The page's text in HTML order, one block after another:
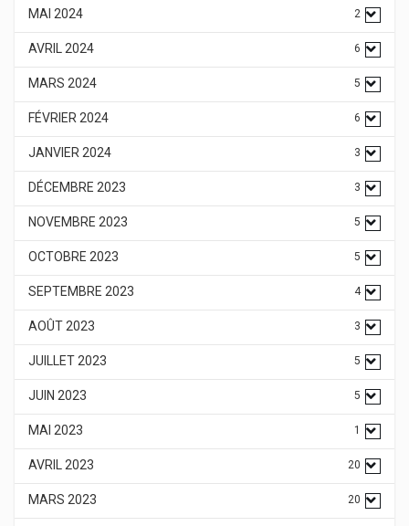
MAI 2024 2
AVRIL 2024 6
MARS 2024 5
FÉVRIER 2024 6
JANVIER 2024 3
DÉCEMBRE 2023 3
NOVEMBRE 2023 5
OCTOBRE 2023 5
SEPTEMBRE 2023 4
AOÛT 2023 3
JUILLET 2023 5
JUIN 2023 5
MAI 2023 1
AVRIL 2023 20
MARS 2023 20